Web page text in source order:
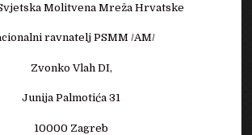
Molitvena Mreža Hrvatske
ravnatelj PSMM /AM/
Zvonko Vlah DI,
Junija Palmotića 31
10000 Zagreb